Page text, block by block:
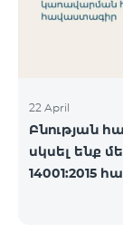
19:00 09:00-17:00 Երևան Դավիթաշեն
22 April
Բնության
սկսել ենք
14001:2015